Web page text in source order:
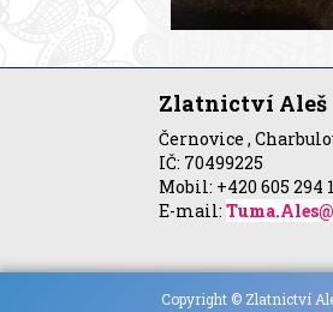
Zlatnictví Aleš
Černovice ,
IČ: 70499225
Mobil: +420 605 294
E-mail:
Copyright © Zlatnictví